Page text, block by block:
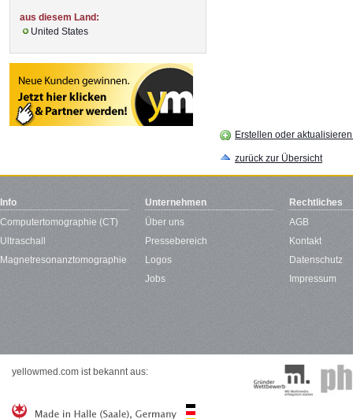
Erstellen oder
zurück zur Übersicht
aus diesem Land:
United States
Info
Computertomographie (CT)
Ultraschall
Magnetresonanztomographie
Unternehmen
Über uns
Pressebereich
Logos
Jobs
Rechtliches
AGB
Kontakt
Datenschutz
Impressum
yellowmed.com ist bekannt aus: